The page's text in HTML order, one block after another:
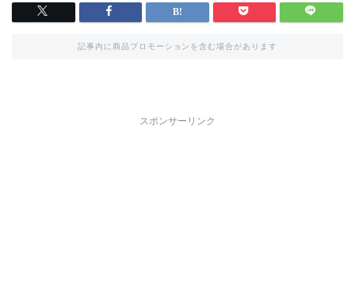
記事内に商品プロモーションを含む場合があります
スポンサーリンク